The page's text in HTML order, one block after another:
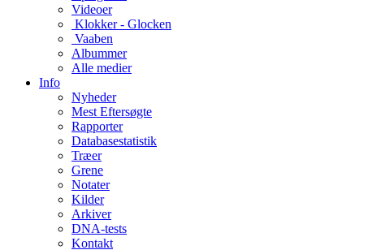
Videoer
Klokker - Glocken
Vaaben
Albummer
Alle medier
Info
Nyheder
Mest Eftersøgte
Rapporter
Databasestatistik
Træer
Grene
Notater
Kilder
Arkiver
DNA-tests
Kontakt